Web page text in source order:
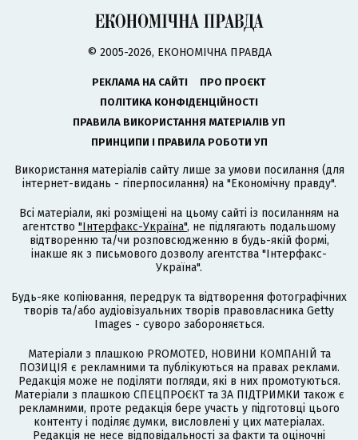
© 2005-2026, ЕКОНОМІЧНА ПРАВДА
РЕКЛАМА НА САЙТІ
ПРО ПРОЄКТ
ПОЛІТИКА КОНФІДЕНЦІЙНОСТІ
ПРАВИЛА ВИКОРИСТАННЯ МАТЕРІАЛІВ УП
ПРИНЦИПИ І ПРАВИЛА РОБОТИ УП
Використання матеріалів сайту лише за умови посилання (для
інтернет-видань - гіперпосилання) на "Економічну правду".
Всі матеріали, які розміщені на цьому сайті із посиланням на
агентство "Інтерфакс-Україна", не підлягають подальшому
відтворенню та/чи розповсюдженню в будь-якій формі,
інакше як з письмового дозволу агентства "Інтерфакс-
Україна".
Будь-яке копіювання, передрук та відтворення фотографічних
творів та/або аудіовізуальних творів правовласника Getty
Images - суворо забороняється.
Матеріали з плашкою PROMOTED, НОВИНИ КОМПАНІЙ та
ПОЗИЦІЯ є рекламними та публікуються на правах реклами.
Редакція може не поділяти погляди, які в них промотуються.
Матеріали з плашкою СПЕЦПРОЄКТ та ЗА ПІДТРИМКИ також є
рекламними, проте редакція бере участь у підготовці цього
контенту і поділяє думки, висловлені у цих матеріалах.
Редакція не несе відповідальності за факти та оціночні